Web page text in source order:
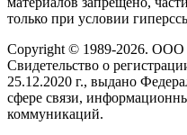
только при условии
Copyright © 1989-2026. ООО
Свидетельство о
25.12.2020 г., выдано
сфере связи,
коммуникаций.